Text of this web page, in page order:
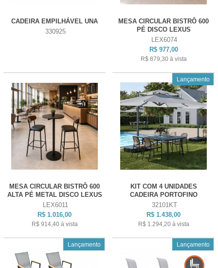
CADEIRA EMPILHÁVEL UNA
330925
MESA CIRCULAR BISTRÔ 600
PÉ DISCO LEXUS
LEX6074
R$ 977,00
R$ 879,30à vista
MESA CIRCULAR BISTRÔ 600
ALTA PÉ METAL DISCO LEXUS
LEX6011
R$ 1.016,00
R$ 914,40à vista
Lançamento
KIT COM 4 UNIDADES
CADEIRA PORTOFINO
32101KT
R$ 1.438,00
R$ 1.294,20à vista
Lançamento Lançamento